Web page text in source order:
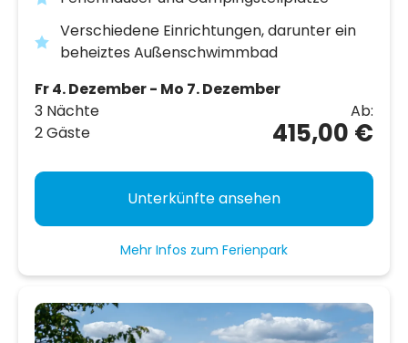
Verschiedene Einrichtungen, darunter ein
beheiztes Außenschwimmbad
Fr 4. Dezember - Mo 7. Dezember
3 Nächte
2 Gäste
Ab:
415,00 €
Unterkünfte ansehen
Mehr Infos zum Ferienpark